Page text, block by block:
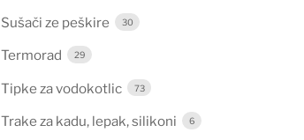
Sušači ze peškire 30
Termorad 29
Tipke za vodokotlic 73
Trake za kadu, lepak, silikoni 6